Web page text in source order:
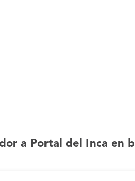
a Portal del Inca en